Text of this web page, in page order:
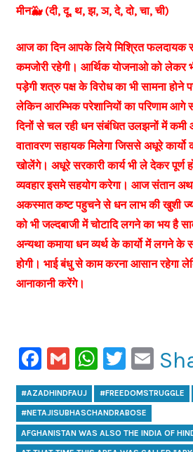
मीन🐳 (दी, दू, थ, झ, ञ, दे, दो, चा, ची)
आज का दिन आपके लिये मिश्रित फलदायक
कमजोरी रहेगी। आर्थिक योजनाओ को लेकर
पड़ेगी शत्रु पक्ष के विरोध का भी सामना होने
लेकिन आरम्भिक परेशानियों का परिणाम आगे
दिनों से चल रही धन संबंधित उलझनों में कमी
वातावरण सहायक मिलेगा जिससे अधूरे कार्यो
खोलेंगे। अधूरे सरकारी कार्य भी ले देकर
व्यवहार इसमे सहयोग करेगा। आज संतान
अकस्मात कष्ट पहुचने से धन लाभ की खुशी
को भी जल्दबाजी में चोटादि लगने का भय है
अन्यथा कमाया धन व्यर्थ के कार्यो में लगने
होगी। भाई बंधु से काम करना आसान रहेगा
आनाकानी करेंगे।
Facebook
Gmail
#AZADHINDFAUJ #FREEDOMSTRUGGLE
#NETAJISUBHASCHANDRABOSE
AFGHANISTAN WAS ALSO THE INDIA OF